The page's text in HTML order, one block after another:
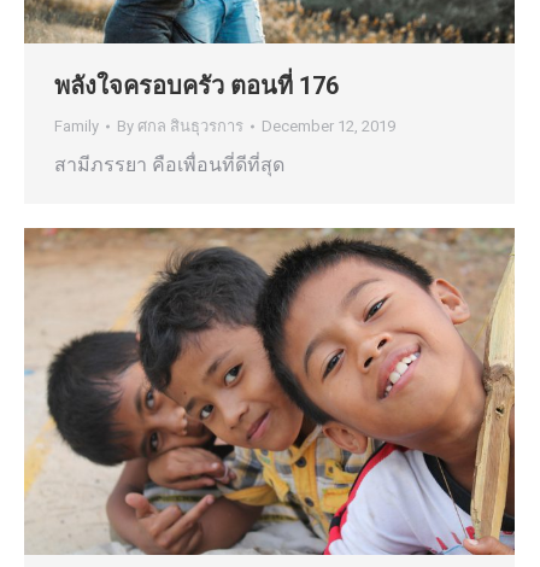
พลังใจครอบครัว ตอนที่ 176
Family By ศกล สินธุวรการ December 12, 2019
สามีภรรยา คือเพื่อนที่ดีที่สุด